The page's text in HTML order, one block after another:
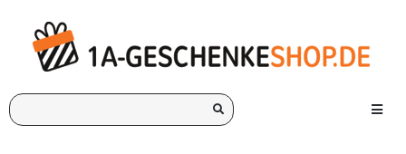
Ich
suche
Menü